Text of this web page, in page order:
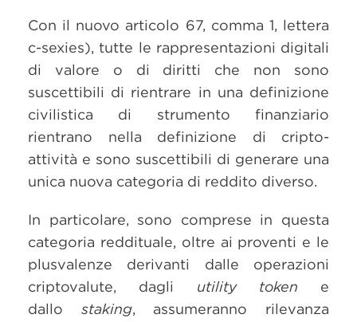
Con il nuovo articolo 67, comma 1, lettera
c-sexies), tutte le rappresentazioni digitali
di valore o di diritti che non sono
suscettibili di rientrare in una definizione
civilistica di strumento finanziario
rientrano nella definizione di cripto-
attività e sono suscettibili di generare una
unica nuova categoria di reddito diverso.
In particolare, sono comprese in questa
categoria reddituale, oltre ai proventi e le
plusvalenze derivanti dalle operazioni
criptovalute, dagli utility token e
dallo staking, assumeranno rilevanza